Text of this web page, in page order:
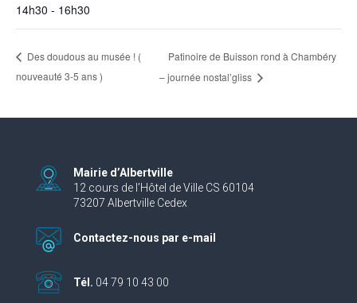
14h30 - 16h30
Des doudous au musée ! (
nouveauté 3-5 ans )
Patinoire de Buisson rond à Chambéry
– journée nostal’gliss
Mairie d’Albertville
12 cours de l’Hôtel de Ville CS 60104
73207 Albertville Cedex
Contactez-nous par e-mail
Tél. 04 79 10 43 00